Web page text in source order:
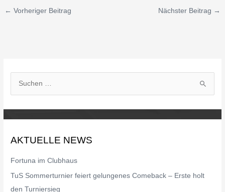
← Vorheriger Beitrag Nächster Beitrag →
e
AKTUELLE NEWS
Fortuna im Clubhaus
TuS Sommerturnier feiert gelungenes Comeback – Erste holt
den Turniersieg